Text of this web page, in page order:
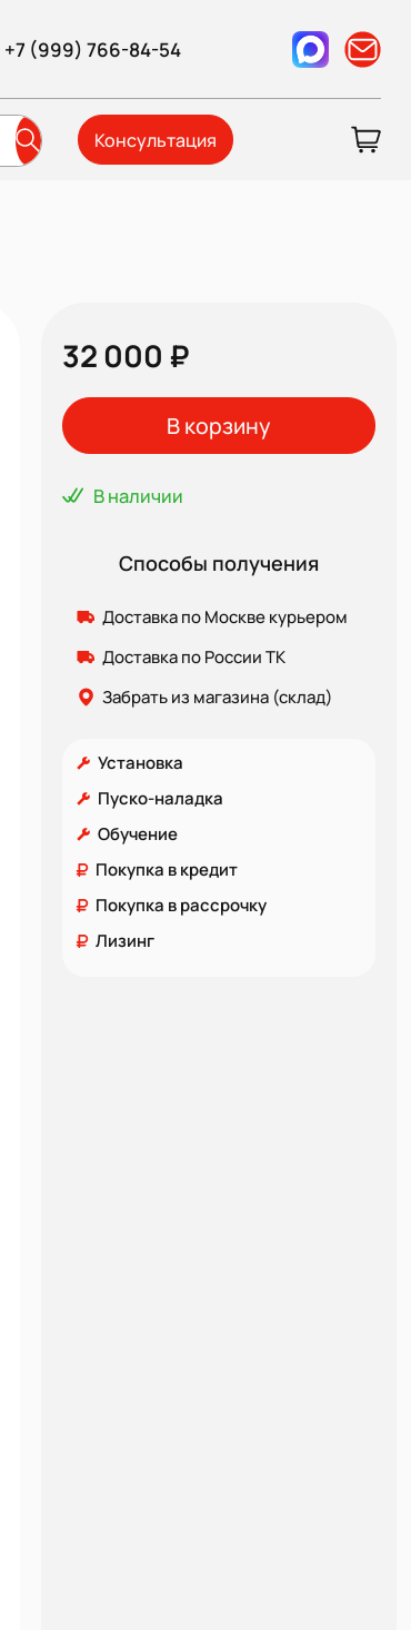
+7 (999) 766-84-54
Консультация
32 000 ₽
В корзину
В наличии
Способы получения
Доставка по Москве курьером
Доставка по России ТК
Забрать из магазина (склад)
Установка
Пуско-наладка
Обучение
Покупка в кредит
Покупка в рассрочку
Лизинг